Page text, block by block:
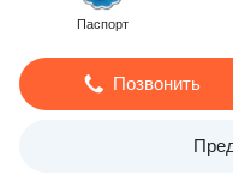
Паспорт
Позвонить